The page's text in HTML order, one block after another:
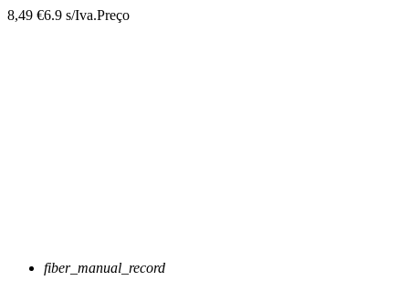
8,49 €6.9 s/Iva.Preço
fiber_manual_record